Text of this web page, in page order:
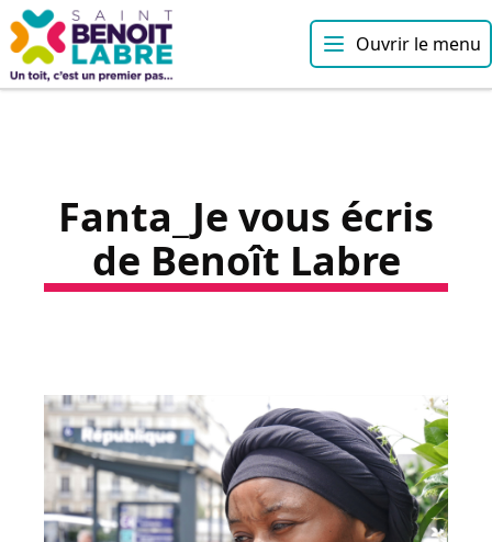
Ouvrir le menu
Fanta_Je vous écris
de Benoît Labre